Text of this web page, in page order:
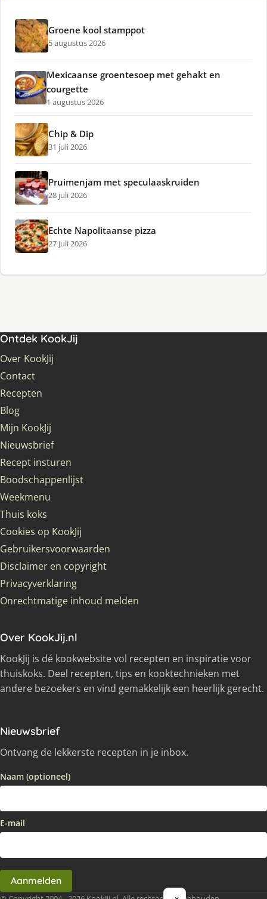
Groene kool stamppot
5 augustus 2026
Mexicaanse groentesoep met gehakt en
courgette
1 augustus 2026
Chip & Dip
31 juli 2026
Pruimenjam met speculaaskruiden
28 juli 2026
Echte Napolitaanse pizza
27 juli 2026
Ontdek KookJij
Over KookJij
Contact
Recepten
Blog
Mijn KookJij
Nieuwsbrief
Recept insturen
Boodschappenlijst
Weekmenu
Thuis koks
Cookies op KookJij
Gebruikersvoorwaarden
Disclaimer en copyright
Privacyverklaring
Onrechtmatige inhoud melden
Over KookJij.nl
KookJij is dé kookwebsite vol recepten en inspiratie voor
thuiskoks. Deel recepten, tips en kooktechnieken met
andere bezoekers en vind gemakkelijk een heerlijk gerecht.
Nieuwsbrief
Ontvang de lekkerste recepten in je inbox.
Naam (optioneel)
E-mail
Aanmelden